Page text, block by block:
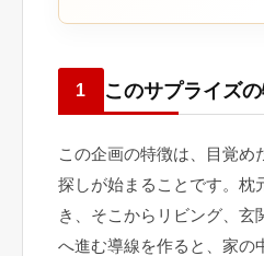
1 このサプライズ
この企画の特徴は、目覚め
探しが始まることです。枕
き、そこからリビング、玄
へ進む導線を作ると、家の